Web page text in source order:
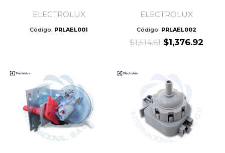
ELECTROLUX
Código: PRLAEL001
ELECTROLUX
Código: PRLAEL002
$1,514.61 Original
$1,376.92